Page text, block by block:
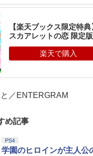
【楽天ブックス限定特
スカアレットの恋 限定
／ENTERGRAM
め記事
PS4
学園のヒロインが主人公